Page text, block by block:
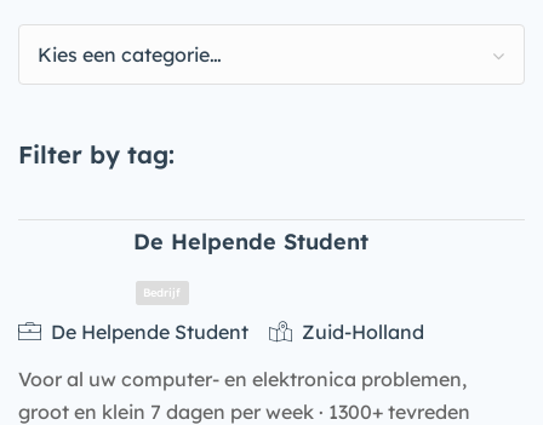
Kies een categorie…
Filter by tag:
De Helpende Student
De Helpende Student
Zuid-Holland
Voor al uw computer- en elektronica problemen,
groot en klein 7 dagen per week · 1300+ tevreden